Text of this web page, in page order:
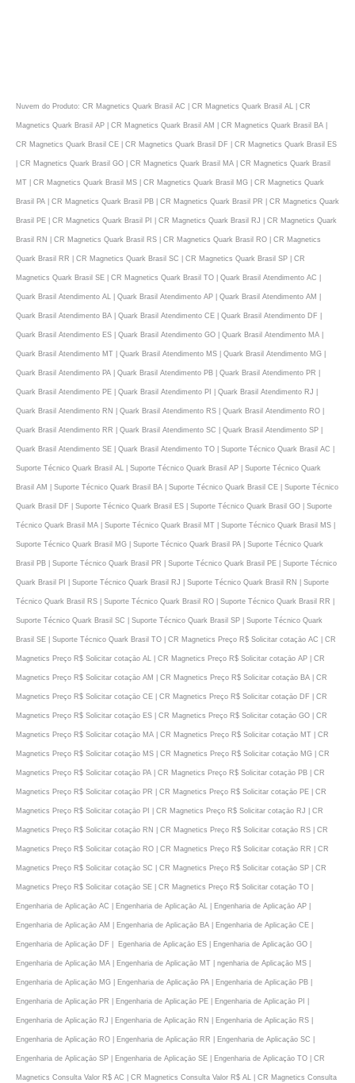
Nuvem do Produto: CR Magnetics Quark Brasil AC | CR Magnetics Quark Brasil AL | CR
Magnetics Quark Brasil AP | CR Magnetics Quark Brasil AM | CR Magnetics Quark Brasil BA |
CR Magnetics Quark Brasil CE | CR Magnetics Quark Brasil DF | CR Magnetics Quark Brasil ES
| CR Magnetics Quark Brasil GO | CR Magnetics Quark Brasil MA | CR Magnetics Quark Brasil
MT | CR Magnetics Quark Brasil MS | CR Magnetics Quark Brasil MG | CR Magnetics Quark
Brasil PA | CR Magnetics Quark Brasil PB | CR Magnetics Quark Brasil PR | CR Magnetics Quark
Brasil PE | CR Magnetics Quark Brasil PI | CR Magnetics Quark Brasil RJ | CR Magnetics Quark
Brasil RN | CR Magnetics Quark Brasil RS | CR Magnetics Quark Brasil RO | CR Magnetics
Quark Brasil RR | CR Magnetics Quark Brasil SC | CR Magnetics Quark Brasil SP | CR
Magnetics Quark Brasil SE | CR Magnetics Quark Brasil TO | Quark Brasil Atendimento AC |
Quark Brasil Atendimento AL | Quark Brasil Atendimento AP | Quark Brasil Atendimento AM |
Quark Brasil Atendimento BA | Quark Brasil Atendimento CE | Quark Brasil Atendimento DF |
Quark Brasil Atendimento ES | Quark Brasil Atendimento GO | Quark Brasil Atendimento MA |
Quark Brasil Atendimento MT | Quark Brasil Atendimento MS | Quark Brasil Atendimento MG |
Quark Brasil Atendimento PA | Quark Brasil Atendimento PB | Quark Brasil Atendimento PR |
Quark Brasil Atendimento PE | Quark Brasil Atendimento PI | Quark Brasil Atendimento RJ |
Quark Brasil Atendimento RN | Quark Brasil Atendimento RS | Quark Brasil Atendimento RO |
Quark Brasil Atendimento RR | Quark Brasil Atendimento SC | Quark Brasil Atendimento SP |
Quark Brasil Atendimento SE | Quark Brasil Atendimento TO | Suporte Técnico Quark Brasil AC |
Suporte Técnico Quark Brasil AL | Suporte Técnico Quark Brasil AP | Suporte Técnico Quark
Brasil AM | Suporte Técnico Quark Brasil BA | Suporte Técnico Quark Brasil CE | Suporte Técnico
Quark Brasil DF | Suporte Técnico Quark Brasil ES | Suporte Técnico Quark Brasil GO | Suporte
Técnico Quark Brasil MA | Suporte Técnico Quark Brasil MT | Suporte Técnico Quark Brasil MS |
Suporte Técnico Quark Brasil MG | Suporte Técnico Quark Brasil PA | Suporte Técnico Quark
Brasil PB | Suporte Técnico Quark Brasil PR | Suporte Técnico Quark Brasil PE | Suporte Técnico
Quark Brasil PI | Suporte Técnico Quark Brasil RJ | Suporte Técnico Quark Brasil RN | Suporte
Técnico Quark Brasil RS | Suporte Técnico Quark Brasil RO | Suporte Técnico Quark Brasil RR |
Suporte Técnico Quark Brasil SC | Suporte Técnico Quark Brasil SP | Suporte Técnico Quark
Brasil SE | Suporte Técnico Quark Brasil TO | CR Magnetics Preço R$ Solicitar cotaçāo AC | CR
Magnetics Preço R$ Solicitar cotaçāo AL | CR Magnetics Preço R$ Solicitar cotaçāo AP | CR
Magnetics Preço R$ Solicitar cotaçāo AM | CR Magnetics Preço R$ Solicitar cotaçāo BA | CR
Magnetics Preço R$ Solicitar cotaçāo CE | CR Magnetics Preço R$ Solicitar cotaçāo DF | CR
Magnetics Preço R$ Solicitar cotaçāo ES | CR Magnetics Preço R$ Solicitar cotaçāo GO | CR
Magnetics Preço R$ Solicitar cotaçāo MA | CR Magnetics Preço R$ Solicitar cotaçāo MT | CR
Magnetics Preço R$ Solicitar cotaçāo MS | CR Magnetics Preço R$ Solicitar cotaçāo MG | CR
Magnetics Preço R$ Solicitar cotaçāo PA | CR Magnetics Preço R$ Solicitar cotaçāo PB | CR
Magnetics Preço R$ Solicitar cotaçāo PR | CR Magnetics Preço R$ Solicitar cotaçāo PE | CR
Magnetics Preço R$ Solicitar cotaçāo PI | CR Magnetics Preço R$ Solicitar cotaçāo RJ | CR
Magnetics Preço R$ Solicitar cotaçāo RN | CR Magnetics Preço R$ Solicitar cotaçāo RS | CR
Magnetics Preço R$ Solicitar cotaçāo RO | CR Magnetics Preço R$ Solicitar cotaçāo RR | CR
Magnetics Preço R$ Solicitar cotaçāo SC | CR Magnetics Preço R$ Solicitar cotaçāo SP | CR
Magnetics Preço R$ Solicitar cotaçāo SE | CR Magnetics Preço R$ Solicitar cotaçāo TO |
Engenharia de Aplicaçāo AC | Engenharia de Aplicaçāo AL | Engenharia de Aplicaçāo AP |
Engenharia de Aplicaçāo AM | Engenharia de Aplicaçāo BA | Engenharia de Aplicaçāo CE |
Engenharia de Aplicaçāo DF | Egenharia de Aplicaçāo ES | Engenharia de Aplicaçāo GO |
Engenharia de Aplicaçāo MA | Engenharia de Aplicaçāo MT | ngenharia de Aplicaçāo MS |
Engenharia de Aplicaçāo MG | Engenharia de Aplicaçāo PA | Engenharia de Aplicaçāo PB |
Engenharia de Aplicaçāo PR | Engenharia de Aplicaçāo PE | Engenharia de Aplicaçāo PI |
Engenharia de Aplicaçāo RJ | Engenharia de Aplicaçāo RN | Engenharia de Aplicaçāo RS |
Engenharia de Aplicaçāo RO | Engenharia de Aplicaçāo RR | Engenharia de Aplicaçāo SC |
Engenharia de Aplicaçāo SP | Engenharia de Aplicaçāo SE | Engenharia de Aplicaçāo TO | CR
Magnetics Consulta Valor R$ AC | CR Magnetics Consulta Valor R$ AL | CR Magnetics Consulta